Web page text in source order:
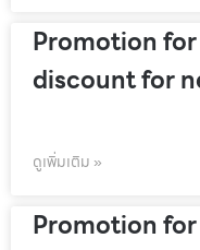
Promotion
discount for
ดูเพิ่มเติม »
Promotion